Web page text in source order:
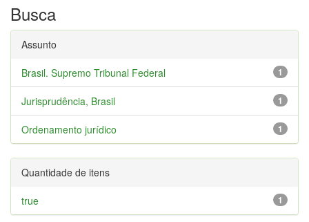
Busca
Assunto
1
Brasil. Supremo Tribunal Federal
1
Jurisprudência, Brasil
1
Ordenamento jurídico
Quantidade de itens
1
true